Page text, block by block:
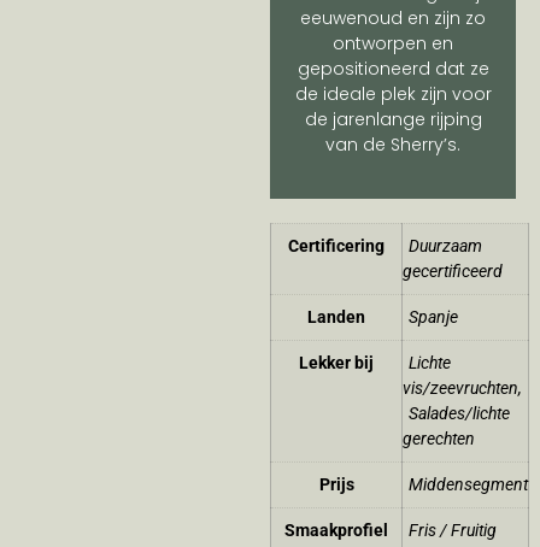
eeuwenoud en zijn zo
ontworpen en
gepositioneerd dat ze
de ideale plek zijn voor
de jarenlange rijping
van de Sherry’s.
Certificering
Duurzaam
gecertificeerd
Landen Spanje
Lekker bij
Lichte
vis/zeevruchten,
Salades/lichte
gerechten
Prijs Middensegment
Smaakprofiel Fris / Fruitig